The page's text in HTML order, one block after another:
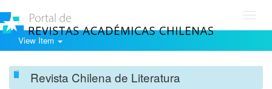
View Item
Revista Chilena de Literatura